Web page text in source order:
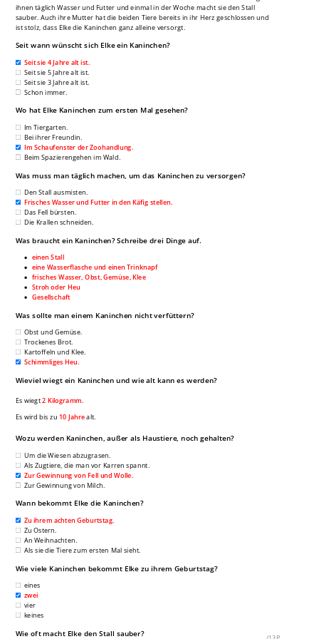
ihnen täglich Wasser und Futter und einmal in der Woche macht sie den Stall
sauber. Auch ihre Mutter hat die beiden Tiere bereits in ihr Herz geschlossen und
ist stolz, dass Elke die Kaninchen ganz alleine versorgt.
Seit wann wünscht sich Elke ein Kaninchen?
Seit sie 4 Jahre alt ist.
Seit sie 5 Jahre alt ist.
Seit sie 3 Jahre alt ist.
Schon immer.
Wo hat Elke Kaninchen zum ersten Mal gesehen?
Im Tiergarten.
Bei ihrer Freundin.
Im Schaufenster der Zoohandlung.
Beim Spazierengehen im Wald.
Was muss man täglich machen, um das Kaninchen zu versorgen?
Den Stall ausmisten.
Frisches Wasser und Futter in den Käfig stellen.
Das Fell bürsten.
Die Krallen schneiden.
Was braucht ein Kaninchen? Schreibe drei Dinge auf.
einen Stall
eine Wasserflasche und einen Trinknapf
frisches Wasser, Obst, Gemüse, Klee
Stroh oder Heu
Gesellschaft
Was sollte man einem Kaninchen nicht verfüttern?
Obst und Gemüse.
Trockenes Brot.
Kartoffeln und Klee.
Schimmliges Heu.
Wieviel wiegt ein Kaninchen und wie alt kann es werden?
Es wiegt2 Kilogramm.
Es wird bis zu10 Jahrealt.
Wozu werden Kaninchen, außer als Haustiere, noch gehalten?
Um die Wiesen abzugrasen.
Als Zugtiere, die man vor Karren spannt.
Zur Gewinnung von Fell und Wolle.
Zur Gewinnung von Milch.
Wann bekommt Elke die Kaninchen?
Zu ihrem achten Geburtstag.
Zu Ostern.
An Weihnachten.
Als sie die Tiere zum ersten Mal sieht.
Wie viele Kaninchen bekommt Elke zu ihrem Geburtstag?
eines
zwei
vier
keines
Wie oft macht Elke den Stall sauber?